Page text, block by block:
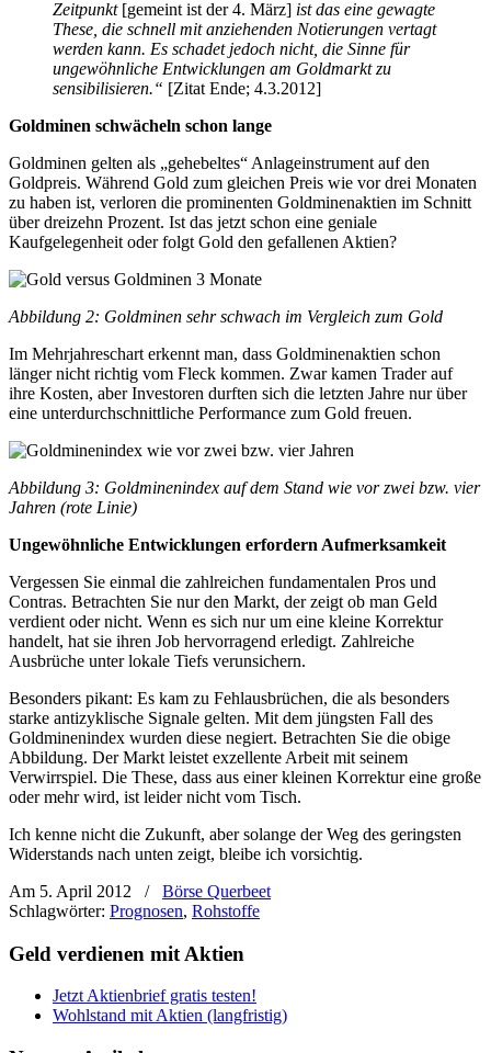
Zeitpunkt [gemeint ist der 4. März] ist das eine gewagte
These, die schnell mit anziehenden Notierungen vertagt
werden kann. Es schadet jedoch nicht, die Sinne für
ungewöhnliche Entwicklungen am Goldmarkt zu
sensibilisieren.“ [Zitat Ende; 4.3.2012]
Goldminen schwächeln schon lange
Goldminen gelten als „gehebeltes“ Anlageinstrument auf den
Goldpreis. Während Gold zum gleichen Preis wie vor drei Monaten
zu haben ist, verloren die prominenten Goldminenaktien im Schnitt
über dreizehn Prozent. Ist das jetzt schon eine geniale
Kaufgelegenheit oder folgt Gold den gefallenen Aktien?
Abbildung 2: Goldminen sehr schwach im Vergleich zum Gold
Im Mehrjahreschart erkennt man, dass Goldminenaktien schon
länger nicht richtig vom Fleck kommen. Zwar kamen Trader auf
ihre Kosten, aber Investoren durften sich die letzten Jahre nur über
eine unterdurchschnittliche Performance zum Gold freuen.
Abbildung 3: Goldminenindex auf dem Stand wie vor zwei bzw. vier
Jahren (rote Linie)
Ungewöhnliche Entwicklungen erfordern Aufmerksamkeit
Vergessen Sie einmal die zahlreichen fundamentalen Pros und
Contras. Betrachten Sie nur den Markt, der zeigt ob man Geld
verdient oder nicht. Wenn es sich nur um eine kleine Korrektur
handelt, hat sie ihren Job hervorragend erledigt. Zahlreiche
Ausbrüche unter lokale Tiefs verunsichern.
Besonders pikant: Es kam zu Fehlausbrüchen, die als besonders
starke antizyklische Signale gelten. Mit dem jüngsten Fall des
Goldminenindex wurden diese negiert. Betrachten Sie die obige
Abbildung. Der Markt leistet exzellente Arbeit mit seinem
Verwirrspiel. Die These, dass aus einer kleinen Korrektur eine große
oder mehr wird, ist leider nicht vom Tisch.
Ich kenne nicht die Zukunft, aber solange der Weg des geringsten
Widerstands nach unten zeigt, bleibe ich vorsichtig.
Am 5. April 2012
/
Börse Querbeet
Schlagwörter: Prognosen, Rohstoffe
Geld verdienen mit Aktien
Jetzt Aktienbrief gratis testen!
Wohlstand mit Aktien (langfristig)